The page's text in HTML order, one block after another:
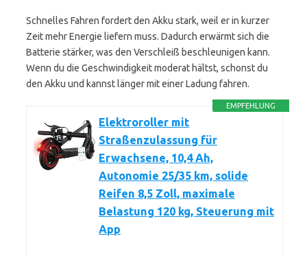
Schnelles Fahren fordert den Akku stark, weil er in kurzer
Zeit mehr Energie liefern muss. Dadurch erwärmt sich die
Batterie stärker, was den Verschleiß beschleunigen kann.
Wenn du die Geschwindigkeit moderat hältst, schonst du
den Akku und kannst länger mit einer Ladung fahren.
EMPFEHLUNG
Elektroroller mit
Straßenzulassung für
Erwachsene, 10,4 Ah,
Autonomie 25/35 km, solide
Reifen 8,5 Zoll, maximale
Belastung 120 kg, Steuerung mit
App